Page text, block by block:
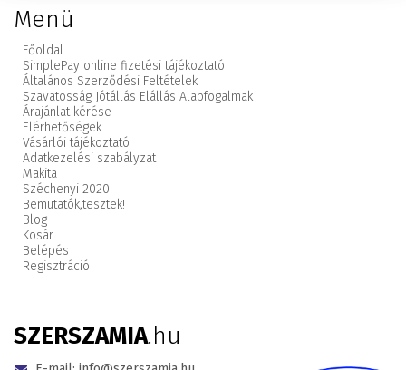
Menü
Főoldal
SimplePay online fizetési tájékoztató
Általános Szerződési Feltételek
Szavatosság Jótállás Elállás Alapfogalmak
Árajánlat kérése
Elérhetőségek
Vásárlói tájékoztató
Adatkezelési szabályzat
Makita
Széchenyi 2020
Bemutatók,tesztek!
Blog
Kosár
Belépés
Regisztráció
SZERSZAMIA.hu